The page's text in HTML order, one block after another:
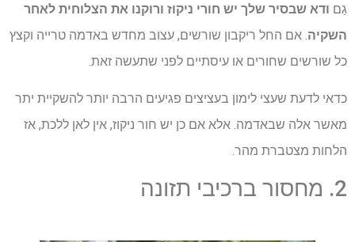
גַם ודא שבסיר שלך יש חורי ניקוז ורוקנו את הצלוחית לאחר
השקיה. אם החל ריקבון שורשים, עצוב מחדש באדמה טרייה וקצץ
כל שורשים שחורים או עיסתיים לפני שתעשה זאת.
כדאי לדעת שעצי לימון בעציצים פגיעים הרבה יותר להשקיית יתר
מאשר אלה שבאדמה. אלא אם כן יש חור ניקוז, אין לאן ללכת, אז
הלחות מצטברת מהר.
2. מחסור ברכיבי תזונה